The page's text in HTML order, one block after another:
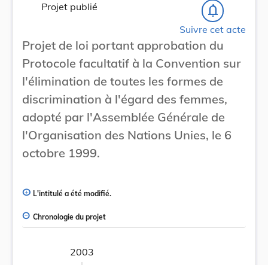
Projet publié notifications_none
Suivre cet acte
Projet de loi portant approbation du
Protocole facultatif à la Convention sur
l'élimination de toutes les formes de
discrimination à l'égard des femmes,
adopté par l'Assemblée Générale de
l'Organisation des Nations Unies, le 6
octobre 1999.
L'intitulé a été modifié.
Chronologie du projet
2003